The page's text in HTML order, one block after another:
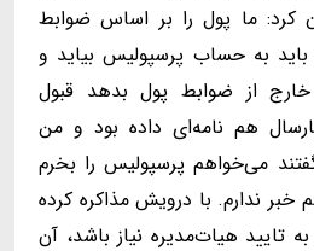
کرد: ما پول را بر اساس ضوابط
باید به حساب پرسپولیس بیاید و
از ضوابط پول بدهد قبول
هم نامه‌ای داده بود و من
می‌خواهم پرسپولیس را بخرم
خبر ندارم. با درویش مذاکره کرده
تایید هیات‌مدیره نیاز باشد، آن